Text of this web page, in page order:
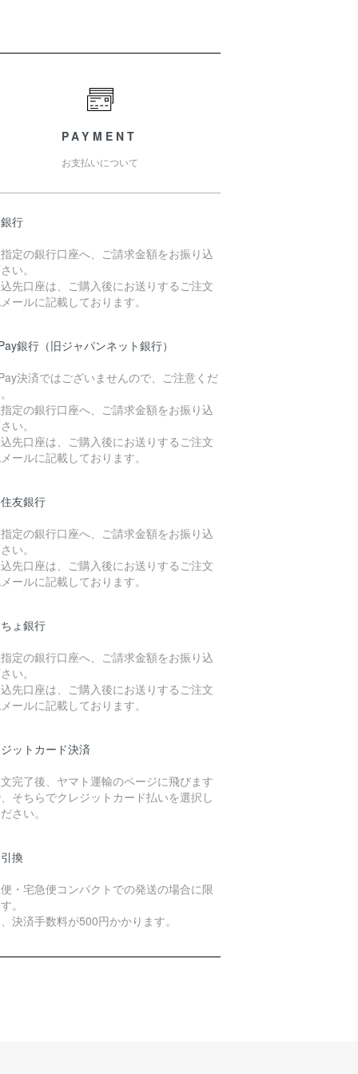
PAYMENT
お支払いについて
行
定の銀行口座へ、ご請求金額をお振り込
い。
先口座は、ご購入後にお送りするご注文
ールに記載しております。
銀行（旧ジャパンネット銀行）
決済ではございませんので、ご注意くだ
定の銀行口座へ、ご請求金額をお振り込
い。
先口座は、ご購入後にお送りするご注文
ールに記載しております。
友銀行
定の銀行口座へ、ご請求金額をお振り込
い。
先口座は、ご購入後にお送りするご注文
ールに記載しております。
ょ銀行
定の銀行口座へ、ご請求金額をお振り込
い。
先口座は、ご購入後にお送りするご注文
ールに記載しております。
ットカード決済
完了後、ヤマト運輸のページに飛びます
そちらでクレジットカード払いを選択し
さい。
換
・宅急便コンパクトでの発送の場合に限
。
決済手数料が500円かかります。